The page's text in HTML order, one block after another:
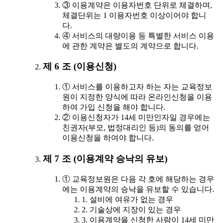
③ 이용계약은 이용자번호 단위로 체결하며,
체결단위는 1 이용자번호 이상이어야 합니
다.
④ 서비스의 대량이용 등 특별한 서비스 이용
에 관한 계약은 별도의 계약으로 합니다.
제 6 조 (이용신청)
① 서비스를 이용하고자 하는 자는 교육정보
원이 지정한 양식에 따라 온라인신청을 이용
하여 가입 신청을 해야 합니다.
② 이용신청자가 14세 미만인자일 경우에는
친권자(부모, 법정대리인 등)의 동의를 얻어
이용신청을 하여야 합니다.
제 7 조 (이용계약 승낙의 유보)
① 교육정보원은 다음 각 호에 해당하는 경우
에는 이용계약의 승낙을 유보할 수 있습니다.
1. 설비에 여유가 없는 경우
2. 기술상에 지장이 있는 경우
3. 이용계약을 신청한 사람이 14세 미만